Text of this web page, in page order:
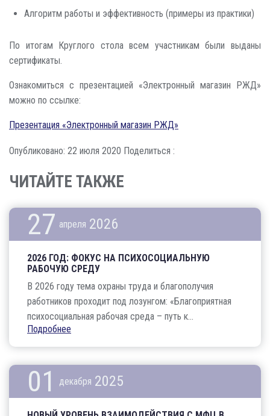
Алгоритм работы и эффективность (примеры из практики)
По итогам Круглого стола всем участникам были выданы
сертификаты.
Ознакомиться с презентацией «Электронный магазин РЖД»
можно по ссылке:
Презентация «Электронный магазин РЖД»
Опубликовано: 22 июля 2020 Поделиться :
ЧИТАЙТЕ ТАКЖЕ
27 апреля 2026
2026 ГОД: ФОКУС НА ПСИХОСОЦИАЛЬНУЮ
РАБОЧУЮ СРЕДУ
В 2026 году тема охраны труда и благополучия
работников проходит под лозунгом: «Благоприятная
психосоциальная рабочая среда – путь к...
Подробнее
01 декабря 2025